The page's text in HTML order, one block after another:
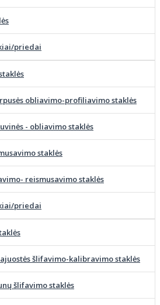
priedai
obliavimo-profiliavimo staklės
- obliavimo staklės
staklės
reismusavimo staklės
priedai
šlifavimo-kalibravimo staklės
šlifavimo staklės